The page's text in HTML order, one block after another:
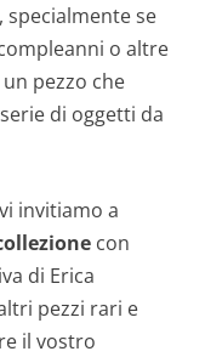
se
o altre
pezzo che
di oggetti da
invitiamo a
con
di Erica
pezzi rari e
il vostro